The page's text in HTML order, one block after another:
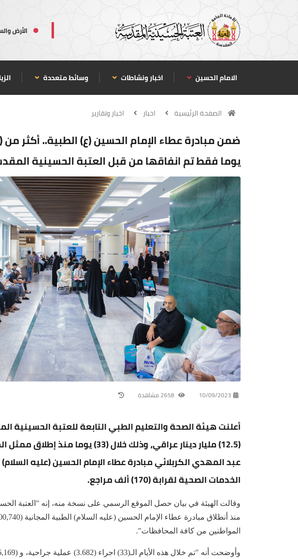
الأرض
الامام الحسين اخبار ونشاطات وسائط متعددة
الصفحة الرئيسية اخبار اخبار وتقارير
يوما فقط تم انفاقها من قبل العتبة الحسينية
10/09/2023
أعلنت هيئة الصحة والتعليم الطبي التابعة للعتبة الحسينية
(12.5) مليار دينار عراقي، وذلك خلال (33)
عبد المهدي الكربلائي مبادرة عطاء الإمام الحسين (عليه
الخدمات الصحية لقرابة (170) ألف مراجع.
المواطنين من كافة المحافظات".